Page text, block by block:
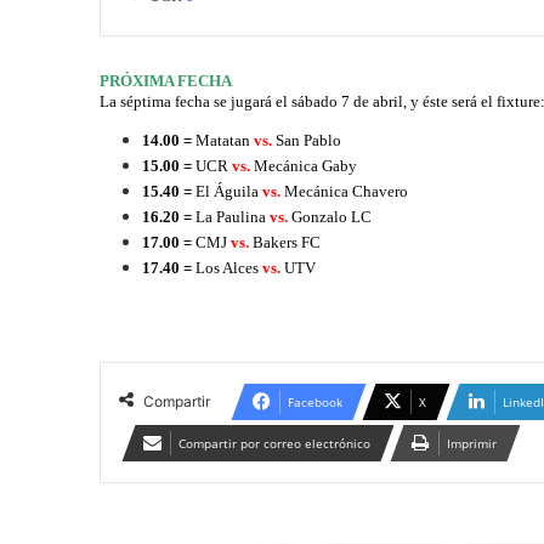
PRÓXIMA FECHA
La séptima fecha se jugará el sábado 7 de abril, y éste será el fixture:
14.00 =Matatanvs. San Pablo
15.00 = UCRvs. Mecánica Gaby
15.40 = El Águilavs. Mecánica Chavero
16.20 = La Paulinavs. Gonzalo LC
17.00 = CMJvs. Bakers FC
17.40 = Los Alcesvs. UTV
Compartir Facebook X
Compartir por correo electrónico Imprimir